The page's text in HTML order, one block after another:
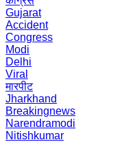
Gujarat
Accident
Congress
Modi
Delhi
Viral
मारपीट
Jharkhand
Breakingnews
Narendramodi
Nitishkumar